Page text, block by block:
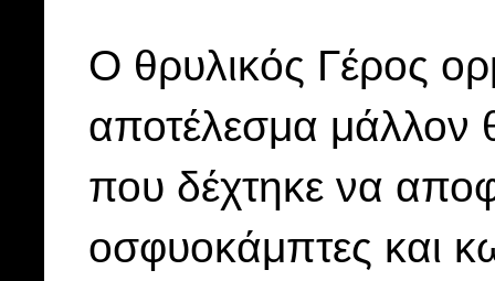
Ο θρυλικός Γέρος
αποτέλεσμα μάλλον
που δέχτηκε να
οσφυοκάμπτες και